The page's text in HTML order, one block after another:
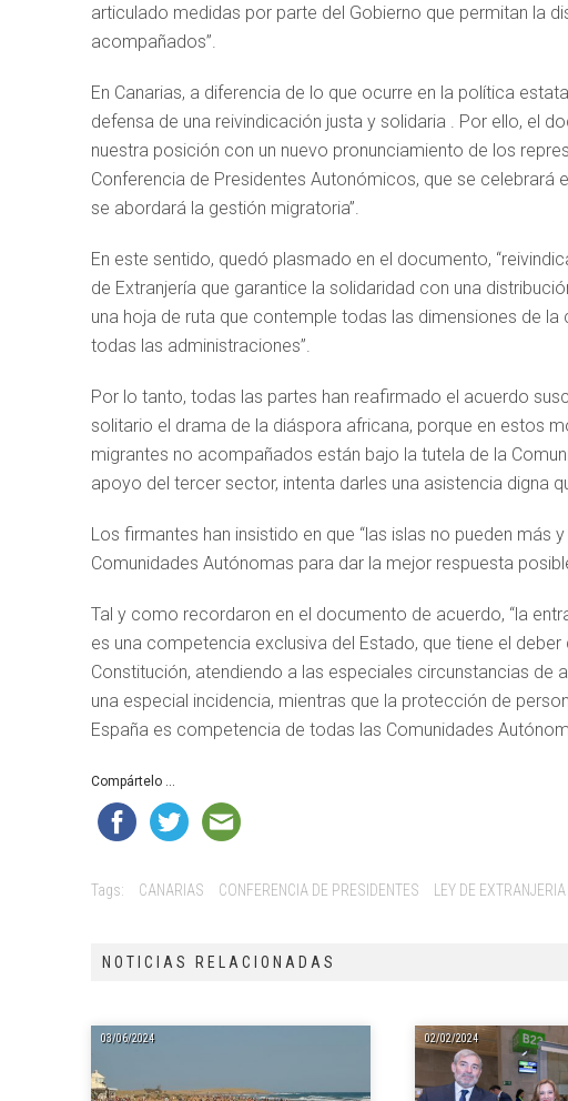
articulado medidas por parte del Gobierno que permitan la
acompañados”.
En Canarias, a diferencia de lo que ocurre en la política
defensa de una reivindicación justa y solidaria . Por ello, el
nuestra posición con un nuevo pronunciamiento de los
Conferencia de Presidentes Autonómicos, que se celebrará
se abordará la gestión migratoria”.
En este sentido, quedó plasmado en el documento,
de Extranjería que garantice la solidaridad con una
una hoja de ruta que contemple todas las dimensiones de
todas las administraciones”.
Por lo tanto, todas las partes han reafirmado el acuerdo
solitario el drama de la diáspora africana, porque en estos
migrantes no acompañados están bajo la tutela de la
apoyo del tercer sector, intenta darles una asistencia digna
Los firmantes han insistido en que “las islas no pueden
Comunidades Autónomas para dar la mejor respuesta
Tal y como recordaron en el documento de acuerdo, “la
es una competencia exclusiva del Estado, que tiene el
Constitución, atendiendo a las especiales circunstancias
una especial incidencia, mientras que la protección de
España es competencia de todas las Comunidades
Compártelo ...
Tags: CANARIAS CONFERENCIA DE PRESIDENTES LEY DE EXTRANJERIA
NOTICIAS RELACIONADAS
03/06/2024 02/02/2024